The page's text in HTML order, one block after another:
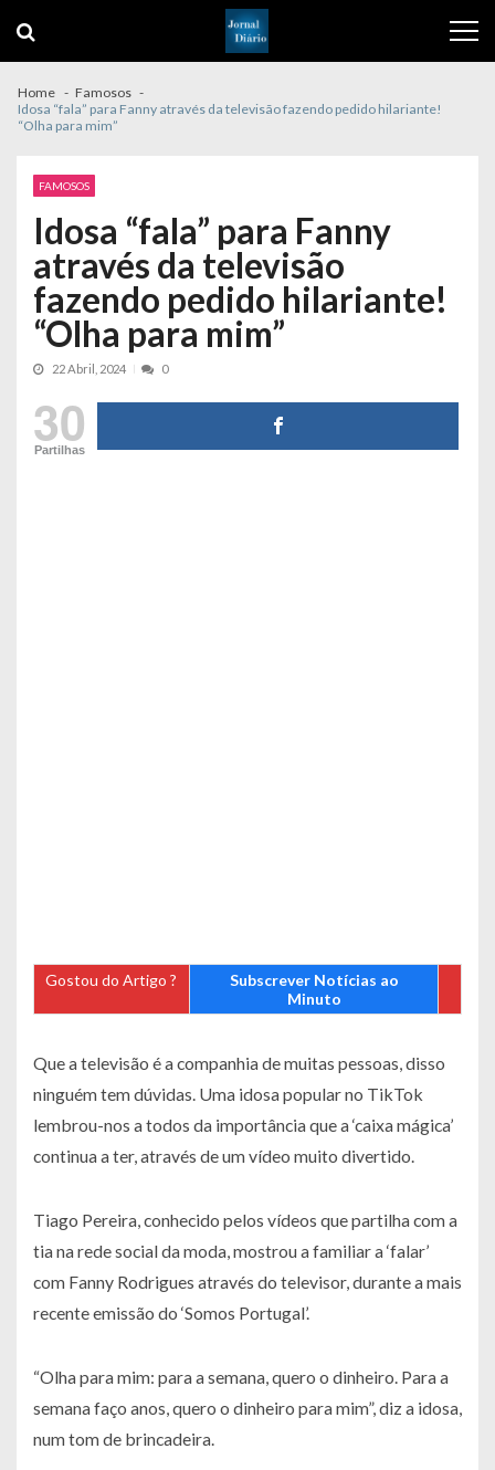
navigation
content
Home
Famosos
Idosa “fala” para Fanny através da televisão fazendo pedido hilariante!
“Olha para mim”
FAMOSOS
Idosa “fala” para Fanny
através da televisão
fazendo pedido hilariante!
“Olha para mim”
22 Abril, 2024 0
30
Partilhas
Gostou do Artigo ?
Subscrever Notícias ao
Minuto
Que a televisão é a companhia de muitas pessoas, disso
ninguém tem dúvidas. Uma idosa popular no TikTok
lembrou-nos a todos da importância que a ‘caixa mágica’
continua a ter, através de um vídeo muito divertido.
Tiago Pereira, conhecido pelos vídeos que partilha com a
tia na rede social da moda, mostrou a familiar a ‘falar’
com Fanny Rodrigues através do televisor, durante a mais
recente emissão do ‘Somos Portugal’.
“Olha para mim: para a semana, quero o dinheiro. Para a
semana faço anos, quero o dinheiro para mim”, diz a idosa,
num tom de brincadeira.